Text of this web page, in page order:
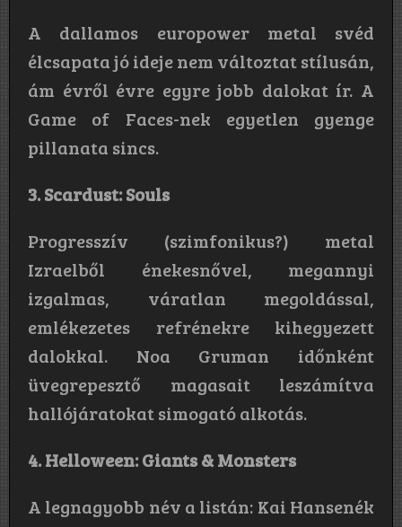
A dallamos europower metal svéd
élcsapata jó ideje nem változtat stílusán,
ám évről évre egyre jobb dalokat ír. A
Game of Faces-nek egyetlen gyenge
pillanata sincs.
3. Scardust: Souls
Progresszív (szimfonikus?) metal
Izraelből énekesnővel, megannyi
izgalmas, váratlan megoldással,
emlékezetes refrénekre kihegyezett
dalokkal. Noa Gruman időnként
üvegrepesztő magasait leszámítva
hallójáratokat simogató alkotás.
4. Helloween: Giants & Monsters
A legnagyobb név a listán: Kai Hansenék